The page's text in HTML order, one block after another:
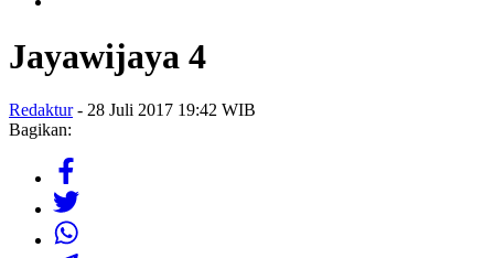
Jayawijaya 4
Redaktur- 28 Juli 2017 19:42 WIB
Bagikan: